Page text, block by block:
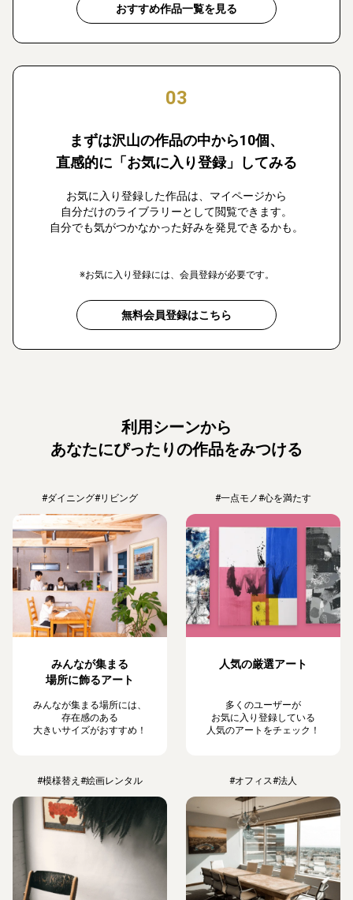
おすすめ作品一覧を見る
03
まずは沢山の作品の中から10個、
直感的に「お気に入り登録」してみる
お気に入り登録した作品は、マイページから
自分だけのライブラリーとして閲覧できます。
自分でも気がつかなかった好みを発見できるかも。
※お気に入り登録には、会員登録が必要です。
無料会員登録はこちら
利用シーンから
あなたにぴったりの作品をみつける
#ダイニング#リビング
みんなが集まる
場所に飾るアート
みんなが集まる場所には、
存在感のある
大きいサイズがおすすめ！
#一点モノ#心を満たす
人気の厳選アート
多くのユーザーが
お気に入り登録している
人気のアートをチェック！
#模様替え #絵画レンタル #オフィス#法人